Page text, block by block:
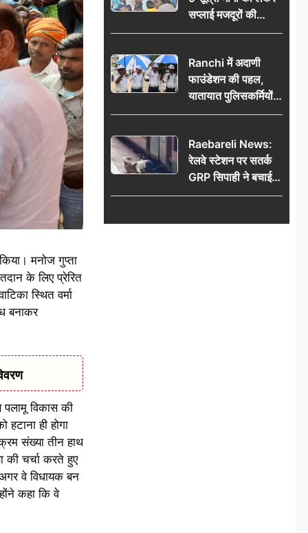
मनोज गुप्ता
के लिए प्रेरित
स्थित वर्मा
बनाकर
विकास की
ही होगा
संख्या तीन हाथ
की चर्चा करते हुए
अगर वे विधायक बन
कहा कि वे
सप्लाई मजदूरों की
हुंकार, 12 अगस्त के
Ranchi में अदाणी
फाउंडेशन की पहल,
यातायात पुलिसकर्मियों
को वितरित किए गए छाते
Raebareli News:
रेलवे स्टेशन पर सतर्क
GRP सिपाही ने बचाई
महिला की जान, चलती
हादसा टला; घटना